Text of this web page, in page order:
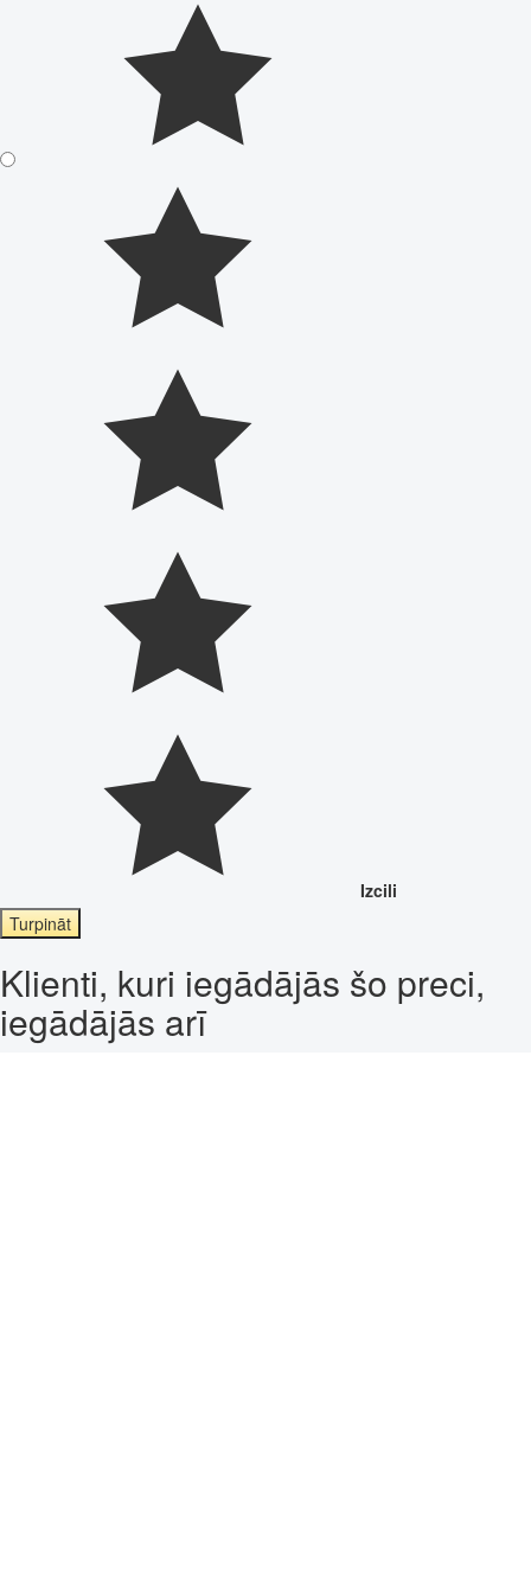
Izcili
Turpināt
Klienti, kuri iegādājās šo preci,
iegādājās arī